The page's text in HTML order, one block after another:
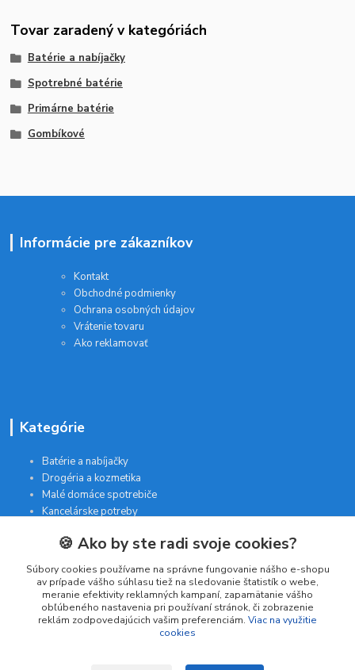
Tovar zaradený v kategóriách
Batérie a nabíjačky
Spotrebné batérie
Primárne batérie
Gombíkové
Informácie pre zákazníkov
Kontakt
Obchodné podmienky
Ochrana osobných údajov
Vrátenie tovaru
Ako reklamovať
Kategórie
Batérie a nabíjačky
Drogéria a kozmetika
Malé domáce spotrebiče
Kancelárske potreby
Kontakt
INTERGAM s.r.o
Jelšová 5
🍪 Ako by ste radi svoje cookies?
Súbory cookies používame na správne fungovanie nášho e-shopu
av prípade vášho súhlasu tiež na sledovanie štatistík o webe,
meranie efektivity reklamných kampaní, zapamätanie vášho
obľúbeného nastavenia pri používaní stránok, či zobrazenie
reklám zodpovedajúcich vašim preferenciám. Viac na využitie
cookies